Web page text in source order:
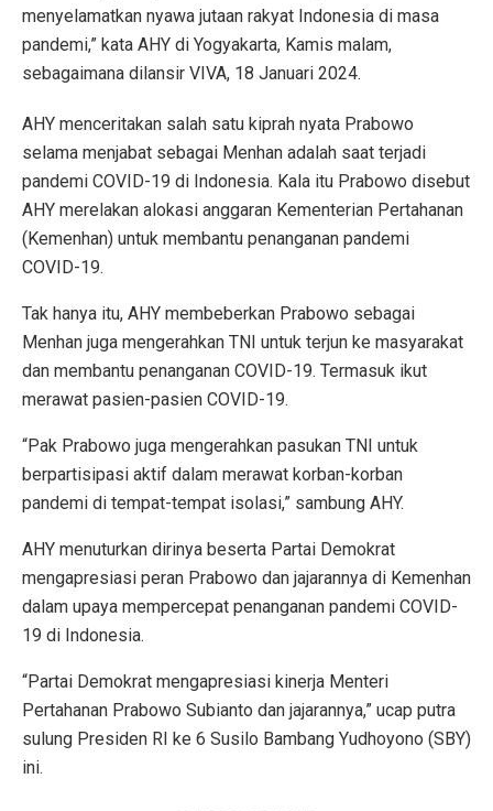
menyelamatkan nyawa jutaan rakyat Indonesia di masa
pandemi,” kata AHY di Yogyakarta, Kamis malam,
sebagaimana dilansir VIVA, 18 Januari 2024.
AHY menceritakan salah satu kiprah nyata Prabowo
selama menjabat sebagai Menhan adalah saat terjadi
pandemi COVID-19 di Indonesia. Kala itu Prabowo disebut
AHY merelakan alokasi anggaran Kementerian Pertahanan
(Kemenhan) untuk membantu penanganan pandemi
COVID-19.
Tak hanya itu, AHY membeberkan Prabowo sebagai
Menhan juga mengerahkan TNI untuk terjun ke masyarakat
dan membantu penanganan COVID-19. Termasuk ikut
merawat pasien-pasien COVID-19.
“Pak Prabowo juga mengerahkan pasukan TNI untuk
berpartisipasi aktif dalam merawat korban-korban
pandemi di tempat-tempat isolasi,” sambung AHY.
AHY menuturkan dirinya beserta Partai Demokrat
mengapresiasi peran Prabowo dan jajarannya di Kemenhan
dalam upaya mempercepat penanganan pandemi COVID-
19 di Indonesia.
“Partai Demokrat mengapresiasi kinerja Menteri
Pertahanan Prabowo Subianto dan jajarannya,” ucap putra
sulung Presiden RI ke 6 Susilo Bambang Yudhoyono (SBY)
ini.